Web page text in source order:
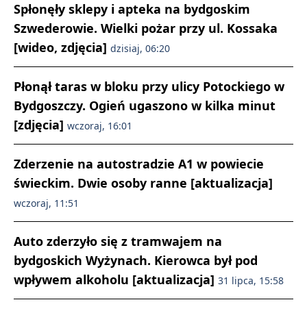
Spłonęły sklepy i apteka na bydgoskim
Szwederowie. Wielki pożar przy ul. Kossaka
[wideo, zdjęcia] dzisiaj, 06:20
Płonął taras w bloku przy ulicy Potockiego w
Bydgoszczy. Ogień ugaszono w kilka minut
[zdjęcia] wczoraj, 16:01
Zderzenie na autostradzie A1 w powiecie
świeckim. Dwie osoby ranne [aktualizacja]
wczoraj, 11:51
Auto zderzyło się z tramwajem na
bydgoskich Wyżynach. Kierowca był pod
wpływem alkoholu [aktualizacja] 31 lipca, 15:58